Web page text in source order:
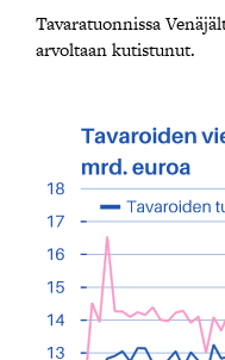
Tavaratuonnissa
arvoltaan kutistunut.